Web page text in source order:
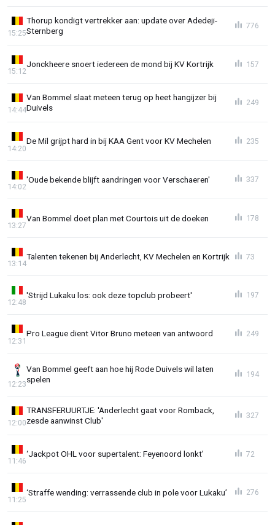
Thorup kondigt vertrekker aan: update over Adedeji-
Sternberg
15:25
776
Jonckheere snoert iedereen de mond bij KV Kortrijk
15:12
157
Van Bommel slaat meteen terug op heet hangijzer bij
Duivels
14:44
249
De Mil grijpt hard in bij KAA Gent voor KV Mechelen
14:20
235
'Oude bekende blijft aandringen voor Verschaeren'
14:02
337
Van Bommel doet plan met Courtois uit de doeken
13:27
178
Talenten tekenen bij Anderlecht, KV Mechelen en Kortrijk
13:14
73
'Strijd Lukaku los: ook deze topclub probeert'
12:48
197
Pro League dient Vitor Bruno meteen van antwoord
12:31
249
Van Bommel geeft aan hoe hij Rode Duivels wil laten
spelen
12:23
194
TRANSFERUURTJE: 'Anderlecht gaat voor Romback,
zesde aanwinst Club'
12:00
327
‘Jackpot OHL voor supertalent: Feyenoord lonkt’
11:46
72
‘Straffe wending: verrassende club in pole voor Lukaku’
11:25
276